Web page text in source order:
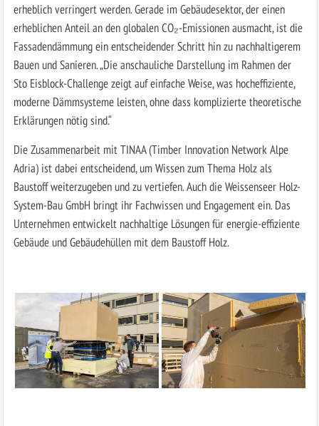
erheblich verringert werden. Gerade im Gebäudesektor, der einen
erheblichen Anteil an den globalen CO₂-Emissionen ausmacht, ist die
Fassadendämmung ein entscheidender Schritt hin zu nachhaltigerem
Bauen und Sanieren. „Die anschauliche Darstellung im Rahmen der
Sto Eisblock-Challenge zeigt auf einfache Weise, was hocheffiziente,
moderne Dämmsysteme leisten, ohne dass komplizierte theoretische
Erklärungen nötig sind.“
Die Zusammenarbeit mit TINAA (Timber Innovation Network Alpe
Adria) ist dabei entscheidend, um Wissen zum Thema Holz als
Baustoff weiterzugeben und zu vertiefen. Auch die Weissenseer Holz-
System-Bau GmbH bringt ihr Fachwissen und Engagement ein. Das
Unternehmen entwickelt nachhaltige Lösungen für energie-effiziente
Gebäude und Gebäudehüllen mit dem Baustoff Holz.